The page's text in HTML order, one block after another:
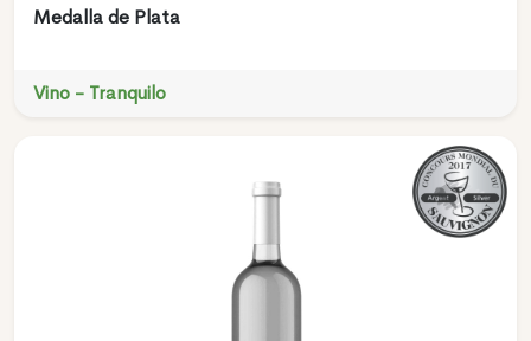
Medalla de Plata
Vino - Tranquilo